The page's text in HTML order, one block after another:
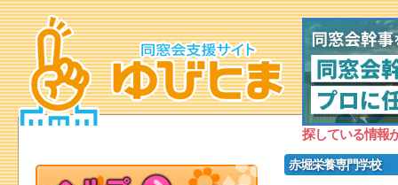
探している情報
赤堀栄養専門学校